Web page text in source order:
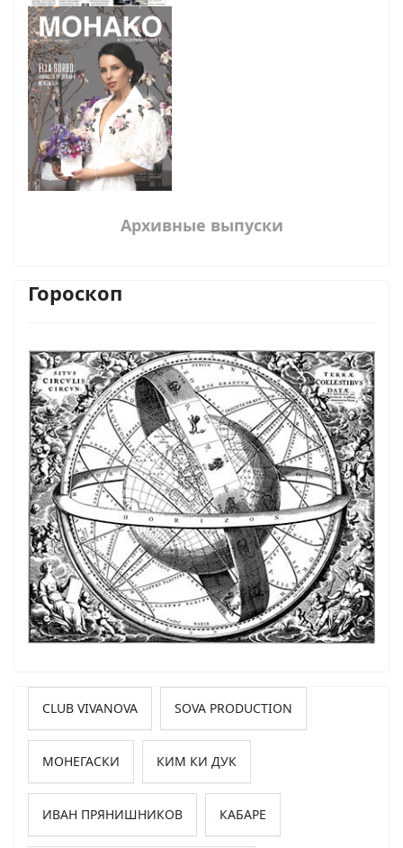
Архивные выпуски
Гороскоп
CLUB VIVANOVA SOVA PRODUCTION
МОНЕГАСКИ КИМ КИ ДУК
ИВАН ПРЯНИШНИКОВ КАБАРЕ